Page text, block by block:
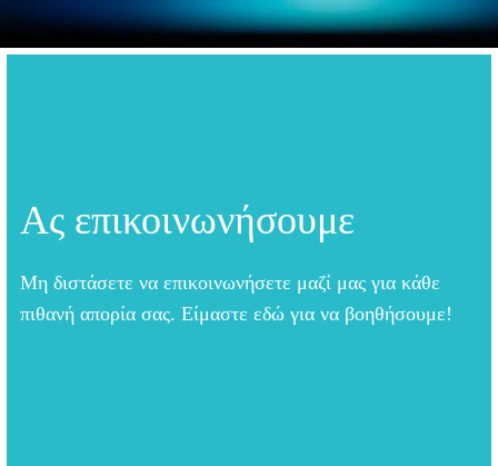
Ας επικοινωνήσουμε
Μη διστάσετε να επικοινωνήσετε μαζί μας για κάθε
πιθανή απορία σας. Είμαστε εδώ για να βοηθήσουμε!